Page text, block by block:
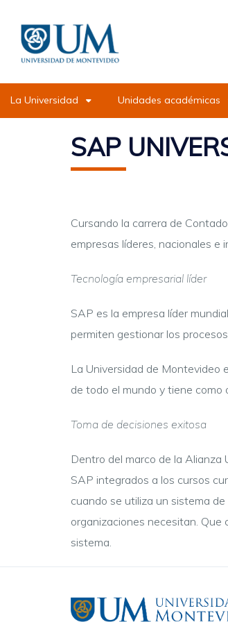
contenido
principal
La Universidad Unidades académicas
SAP
Cursando la carrera de
empresas líderes, nacionales e
Tecnología empresarial líder
SAP es la empresa líder
permiten gestionar los
La Universidad de Montevideo
de todo el mundo y tiene como
Toma de decisiones exitosa
Dentro del marco de la Alianza
SAP integrados a los cursos
cuando se utiliza un sistema
organizaciones necesitan.
sistema.